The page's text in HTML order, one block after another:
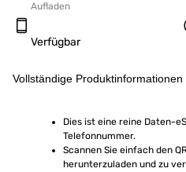
Aufladen
Verfügbar
Vollständige Produktinformationen
Dies ist eine reine Daten-
Telefonnummer.
Scannen Sie einfach den
herunterzuladen und zu